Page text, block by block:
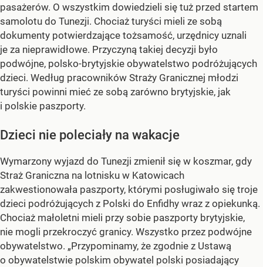
pasażerów. O wszystkim dowiedzieli się tuż przed startem
samolotu do Tunezji. Chociaż turyści mieli ze sobą
dokumenty potwierdzające tożsamość, urzędnicy uznali
je za nieprawidłowe. Przyczyną takiej decyzji było
podwójne, polsko-brytyjskie obywatelstwo podróżujących
dzieci. Według pracowników Straży Granicznej młodzi
turyści powinni mieć ze sobą zarówno brytyjskie, jak
i polskie paszporty.
Dzieci nie poleciały na wakacje
Wymarzony wyjazd do Tunezji zmienił się w koszmar, gdy
Straż Graniczna na lotnisku w Katowicach
zakwestionowała paszporty, którymi posługiwało się troje
dzieci podróżujących z Polski do Enfidhy wraz z opiekunką.
Chociaż małoletni mieli przy sobie paszporty brytyjskie,
nie mogli przekroczyć granicy. Wszystko przez podwójne
obywatelstwo. „Przypominamy, że zgodnie z Ustawą
o obywatelstwie polskim obywatel polski posiadający